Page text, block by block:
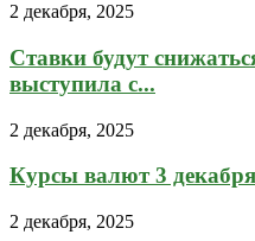
2 декабря, 2025
Ставки будут
выступила с...
2 декабря, 2025
Курсы валют 3
2 декабря, 2025